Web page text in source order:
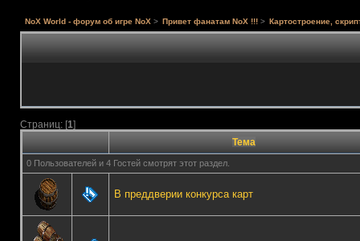
NoX World - форум об игре NoX > Привет фанатам NoX !!! > Картостроение,
Страниц: [1]
Тема
0 Пользователей и 4 Гостей смотрят этот раздел.
В преддверии конкурса карт